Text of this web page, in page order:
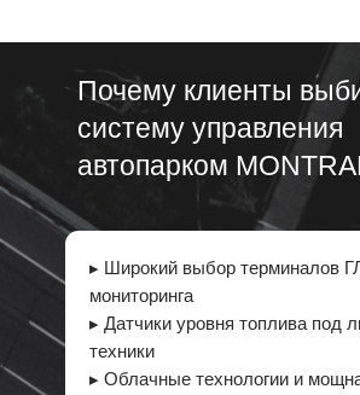
Почему клиенты
систему управления
автопарком
▸ Широкий выбор терминалов
мониторинга
▸ Датчики уровня топлива под
техники
▸ Облачные технологии и